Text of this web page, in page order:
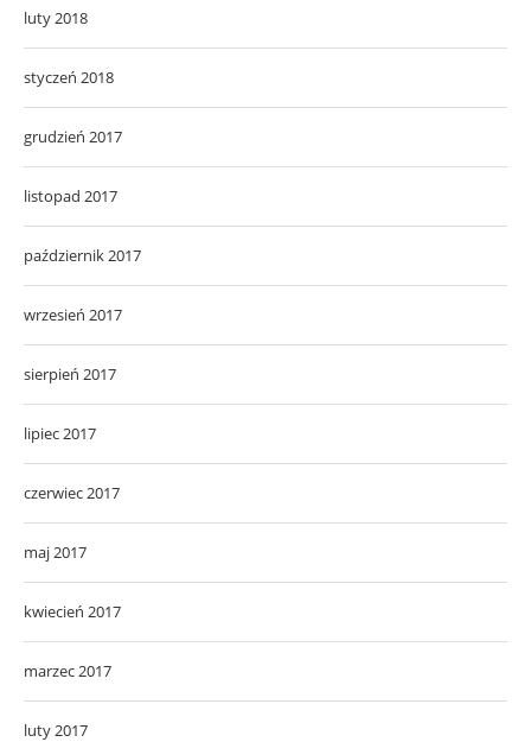
luty 2018
styczeń 2018
grudzień 2017
listopad 2017
październik 2017
wrzesień 2017
sierpień 2017
lipiec 2017
czerwiec 2017
maj 2017
kwiecień 2017
marzec 2017
luty 2017